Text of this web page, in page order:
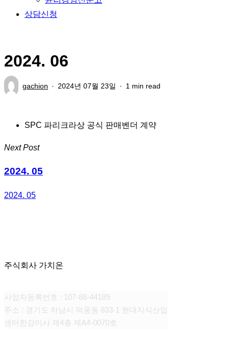
상담신청
2024. 06
gachion 2024년 07월 23일 1 min read
SPC 파리크라상 공식 판매벤더 계약
Next Post
2024. 05
2024. 05
주식회사 가치온
사업자등록번호 : 107-88-44189
주소 : 경기도 하남시 덕풍동 833-1 현대지식산업
센터한강미사 제4층 제A4-0070호